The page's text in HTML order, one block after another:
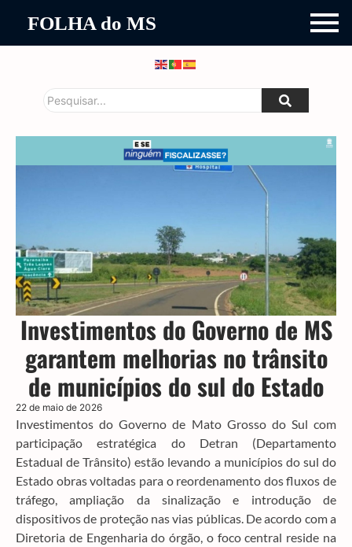
FOLHA do MS
Investimentos do Governo de MS
garantem melhorias no trânsito
de municípios do sul do Estado
22 de maio de 2026
Investimentos do Governo de Mato Grosso do Sul com
participação estratégica do Detran (Departamento
Estadual de Trânsito) estão levando a municípios do sul do
Estado obras voltadas para o reordenamento dos fluxos de
tráfego, ampliação da sinalização e introdução de
dispositivos de proteção nas vias públicas. De acordo com a
Diretoria de Engenharia do órgão, o foco central reside na